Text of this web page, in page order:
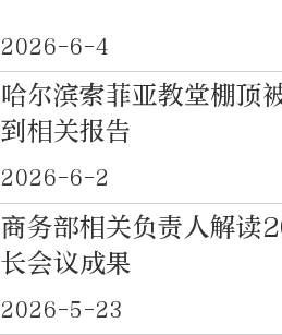
2026-6-4
哈尔滨索菲亚教堂棚顶
到相关报告
2026-6-2
商务部相关负责人解读
长会议成果
2026-5-23